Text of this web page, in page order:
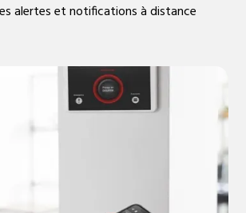
alertes et notifications à distance